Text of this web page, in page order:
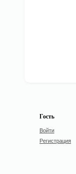
Гость
Войти
Регистрация